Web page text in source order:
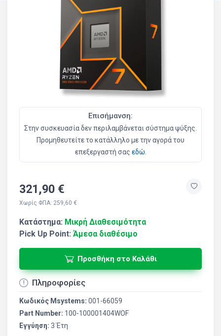
Επισήμανση:
Στην συσκευασία δεν περιλαμβάνεται σύστημα ψύξης.
Προμηθευτείτε το κατάλληλο με την αγορά του
επεξεργαστή σας εδώ.
321,90 €
Χωρίς ΦΠΑ: 259,60 €
Κατάστημα: Μικρή Διαθεσιμότητα
Pick Up Point: Άμεσα διαθέσιμο
Προσθήκη στο Καλάθι
Πληροφορίες
Κωδικός Msystems: 001-66059
Part Number: 100-100001404WOF
Εγγύηση: 3 Έτη